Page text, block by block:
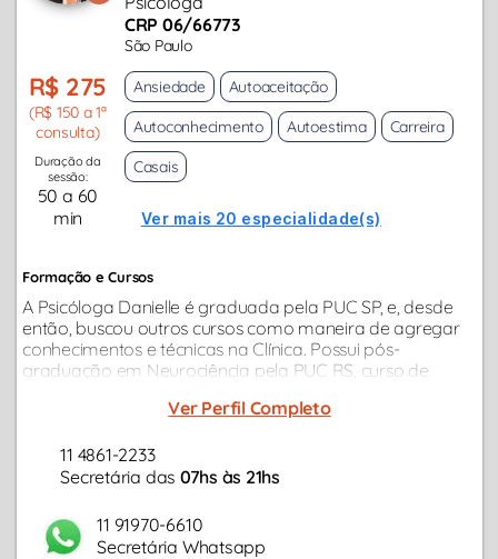
CRP 06/66773
São Paulo
R$ 275
(R$ 150 a 1ª
consulta)
Duração da
sessão:
50 a 60
min
Ansiedade
Autoaceitação
Autoconhecimento
Autoestima
Carreira
Casais
Ver mais 20 especialidade(s)
Formação e Cursos
A Psicóloga Danielle é graduada pela PUC SP, e, desde
então, buscou outros cursos como maneira de agregar
conhecimentos e técnicas na Clínica. Possui pós-
graduação em Neurociência pela PUC RS, curso de
"Terapia de Casais" pelo IPQ...
Ver Perfil Completo
11 4861-2233
Secretária das 07hs às 21hs
11 91970-6610
Secretária Whatsapp